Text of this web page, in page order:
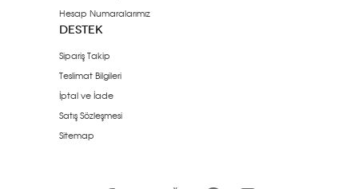
Hesap Numaralarımız
DESTEK
Sipariş Takip
Teslimat Bilgileri
İptal ve İade
Satış Sözleşmesi
Sitemap